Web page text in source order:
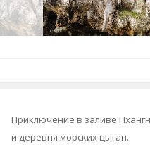
Приключение в заливе
и деревня морских цыган.